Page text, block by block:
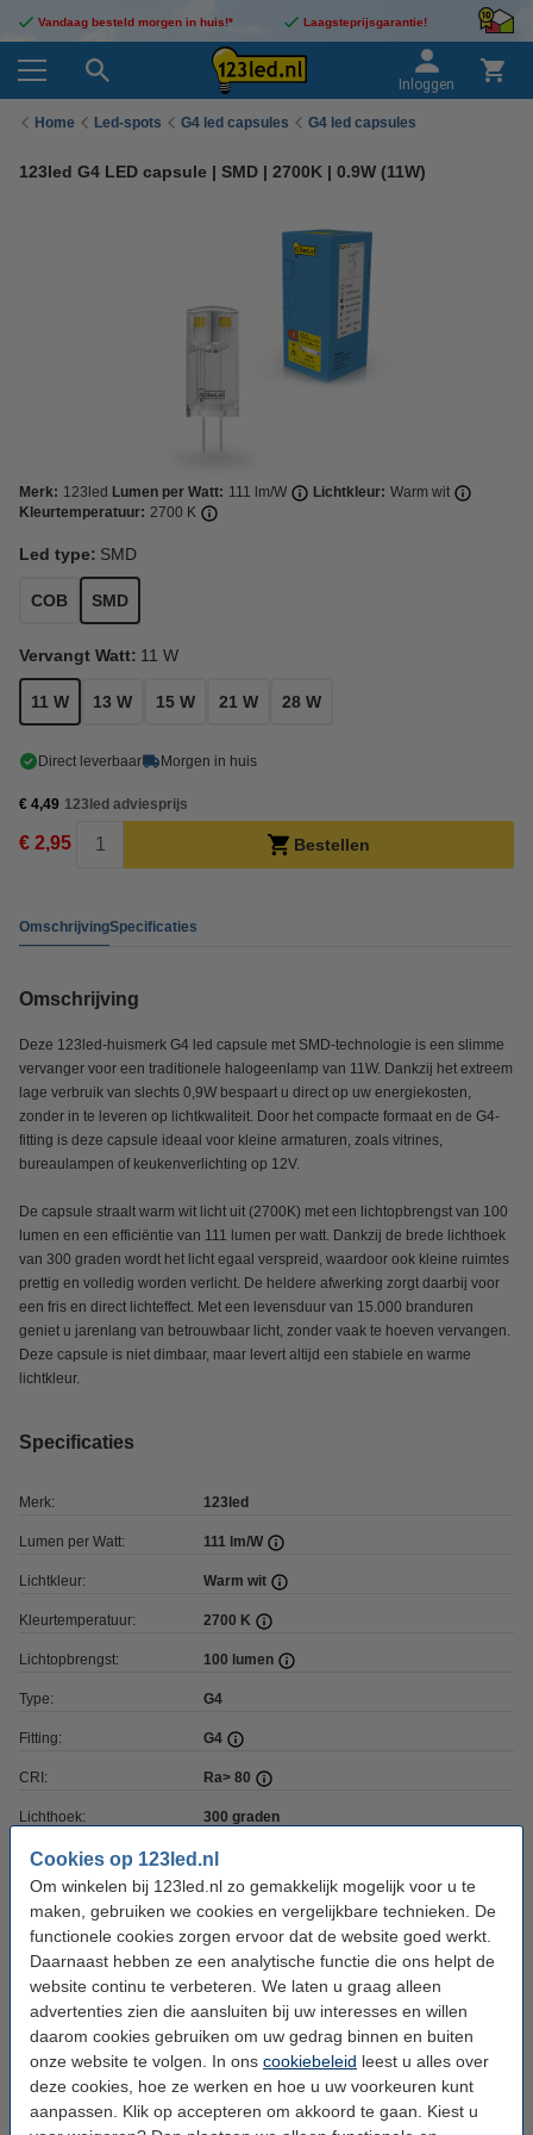
Cookies op 123led.nl
Om winkelen bij 123led.nl zo gemakkelijk mogelijk voor u te
maken, gebruiken we cookies en vergelijkbare technieken. De
functionele cookies zorgen ervoor dat de website goed werkt.
Daarnaast hebben ze een analytische functie die ons helpt de
website continu te verbeteren. We laten u graag alleen
advertenties zien die aansluiten bij uw interesses en willen
daarom cookies gebruiken om uw gedrag binnen en buiten
onze website te volgen. In ons cookiebeleid leest u alles over
deze cookies, hoe ze werken en hoe u uw voorkeuren kunt
aanpassen. Klik op accepteren om akkoord te gaan. Kiest u
Vandaag besteld morgen in huis!* Laagsteprijsgarantie!
Inloggen
Home Led-spots G4 led capsules G4 led capsules
123led G4 LED capsule | SMD | 2700K | 0.9W (11W)
Merk: 123led Lumen per Watt: 111 lm/W Lichtkleur: Warm wit
Kleurtemperatuur: 2700 K
Led type: SMD
COB SMD
Vervangt Watt: 11 W
11 W 13 W 15 W 21 W 28 W
Direct leverbaar Morgen in huis
€ 4,49 123led adviesprijs
€ 2,95 Bestellen
OmschrijvingSpecificaties
Omschrijving
Deze 123led-huismerk G4 led capsule met SMD-technologie is een slimme
vervanger voor een traditionele halogeenlamp van 11W. Dankzij het extreem
lage verbruik van slechts 0,9W bespaart u direct op uw energiekosten,
zonder in te leveren op lichtkwaliteit. Door het compacte formaat en de G4-
fitting is deze capsule ideaal voor kleine armaturen, zoals vitrines,
bureaulampen of keukenverlichting op 12V.
De capsule straalt warm wit licht uit (2700K) met een lichtopbrengst van 100
lumen en een efficiëntie van 111 lumen per watt. Dankzij de brede lichthoek
van 300 graden wordt het licht egaal verspreid, waardoor ook kleine ruimtes
prettig en volledig worden verlicht. De heldere afwerking zorgt daarbij voor
een fris en direct lichteffect. Met een levensduur van 15.000 branduren
geniet u jarenlang van betrouwbaar licht, zonder vaak te hoeven vervangen.
Deze capsule is niet dimbaar, maar levert altijd een stabiele en warme
lichtkleur.
Specificaties
Merk: 123led
Lumen per Watt: 111 lm/W
Lichtkleur: Warm wit
Kleurtemperatuur: 2700 K
Lichtopbrengst: 100 lumen
Type: G4
Fitting: G4
CRI: Ra> 80
Lichthoek: 300 graden
Led type: SMD
Watt: 0,9 W
Vervangt Watt: 11 W
Dimbaar: Nee
12 V
Ingangsfrequentie: 50Hz
Hoogte: 33 mm